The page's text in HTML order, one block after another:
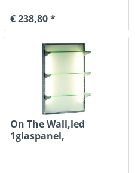
€ 238,80 *
On The Wall,led
1glaspanel,